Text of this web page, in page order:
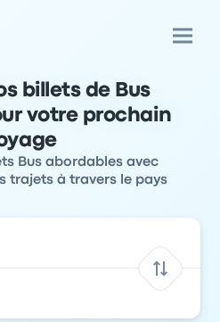
billets de Bus
votre prochain
Bus abordables avec
trajets à travers le pays